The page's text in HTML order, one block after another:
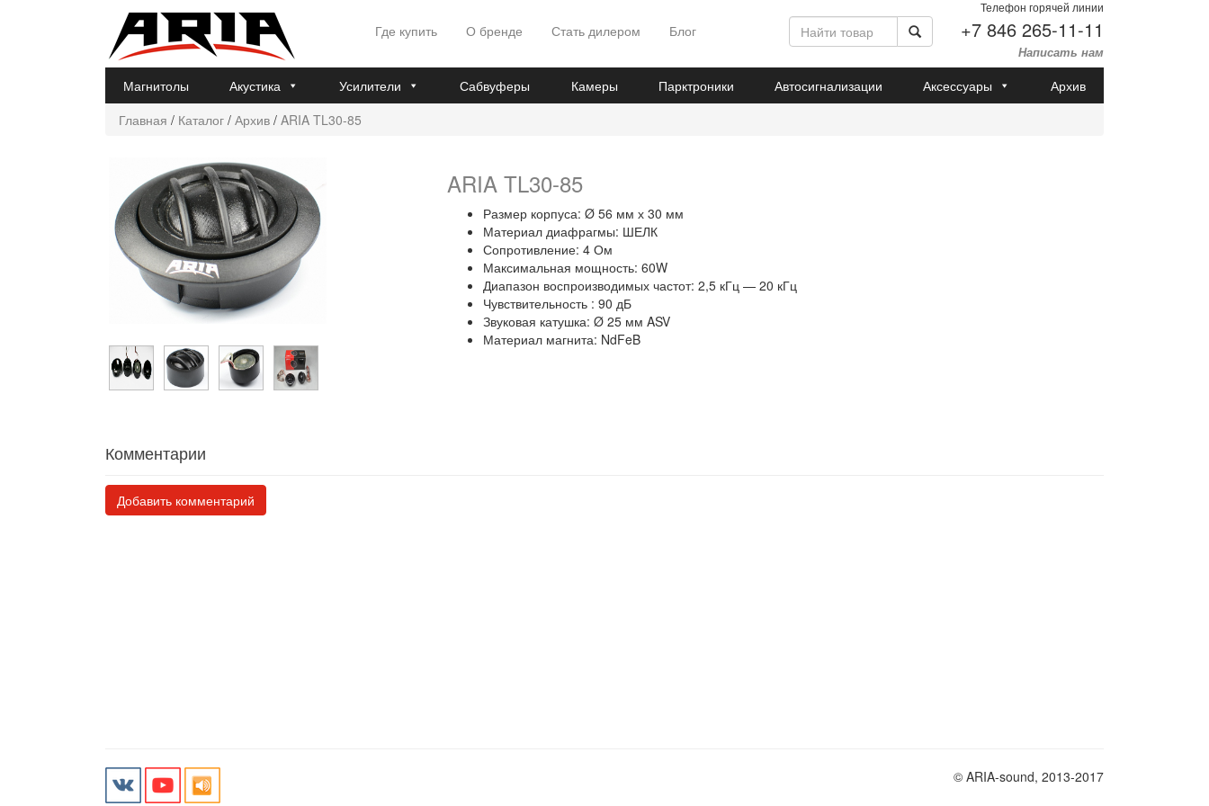
Где купить О бренде Стать дилером Блог
Телефон горячей линии
+7 846 265-11-11
Написать нам
Магнитолы Акустика Усилители Сабвуферы Камеры Парктроники Автосигнализации Аксессуары
Архив
Главная / Каталог / Архив / ARIA TL30-85
ARIA TL30-85
Размер корпуса: Ø 56 мм х 30 мм
Материал диафрагмы: ШЕЛК
Сопротивление: 4 Ом
Максимальная мощность: 60W
Диапазон воспроизводимых частот: 2,5 кГц — 20 кГц
Чувствительность : 90 дБ
Звуковая катушка: Ø 25 мм ASV
Материал магнита: NdFeB
Комментарии
Добавить комментарий
© ARIA-sound, 2013-2017